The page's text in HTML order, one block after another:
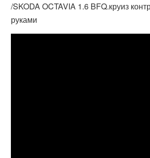
/SKODA OCTAVIA 1.6 BFQ.круиз
руками